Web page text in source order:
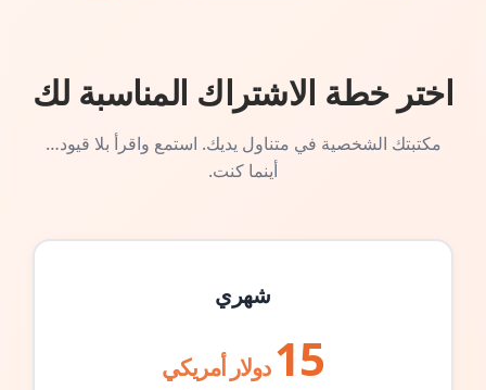
اختر خطة الاشتراك المناسبة لك
مكتبتك الشخصية في متناول يديك. استمع واقرأ بلا قيود…
أينما كنت.
شهري
15 دولار أمريكي